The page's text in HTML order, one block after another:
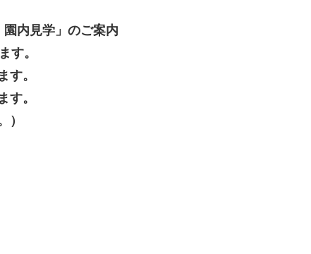
内見学」のご案内
す。
。
す。
）